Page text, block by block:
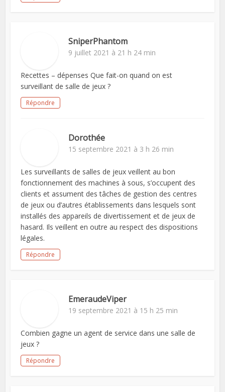
SniperPhantom
9 juillet 2021 à 21 h 24 min
Recettes – dépenses Que fait-on quand on est
surveillant de salle de jeux ?
Répondre
Dorothée
15 septembre 2021 à 3 h 26 min
Les surveillants de salles de jeux veillent au bon
fonctionnement des machines à sous, s’occupent des
clients et assument des tâches de gestion des centres
de jeux ou d’autres établissements dans lesquels sont
installés des appareils de divertissement et de jeux de
hasard. Ils veillent en outre au respect des dispositions
légales.
Répondre
EmeraudeViper
19 septembre 2021 à 15 h 25 min
Combien gagne un agent de service dans une salle de
jeux ?
Répondre